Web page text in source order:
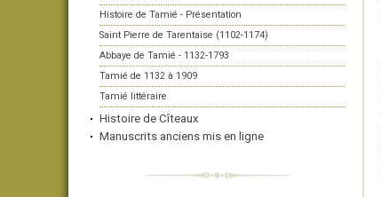
Histoire de Tamié - Présentation
Saint Pierre de Tarentaise (1102-1174)
Abbaye de Tamié - 1132-1793
Tamié de 1132 à 1909
Tamié littéraire
Histoire de Cîteaux
Manuscrits anciens mis en ligne